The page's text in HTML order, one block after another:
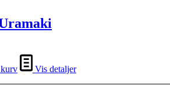
Vis detaljer